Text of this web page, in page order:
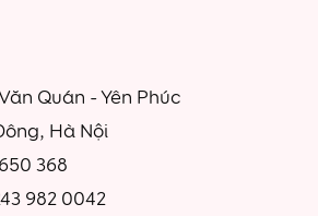
Quán - Yên Phúc
Hà Nội
368
982 0042